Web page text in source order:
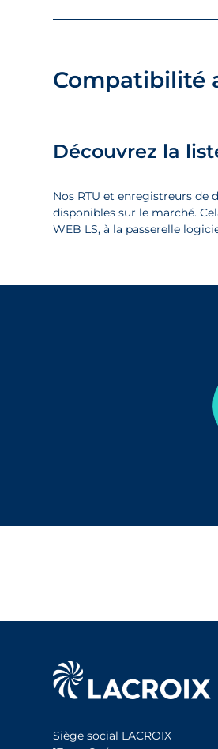
Compatibilité
Découvrez la
Nos RTU et enregistreurs de
disponibles sur le marché.
WEB LS, à la passerelle
Siège social LACROIX